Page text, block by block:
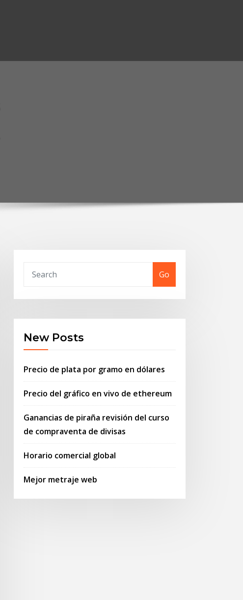
Go
New Posts
Precio de plata por gramo en dólares
Precio del gráfico en vivo de ethereum
Ganancias de piraña revisión del curso
de compraventa de divisas
Horario comercial global
Mejor metraje web